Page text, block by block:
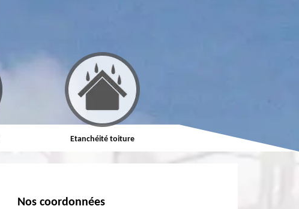
Etanchéité toiture Réparation de toiture
Nos coordonnées